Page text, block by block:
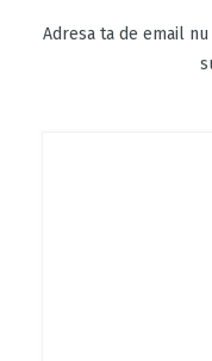
Adresa ta de email